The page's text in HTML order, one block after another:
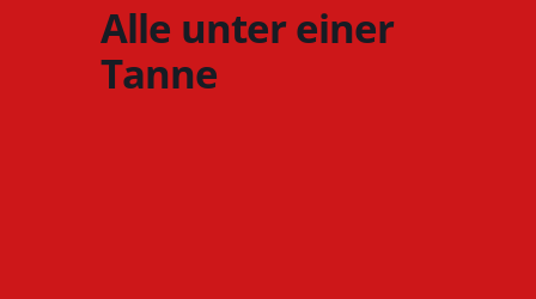
Alle unter einer
Tanne